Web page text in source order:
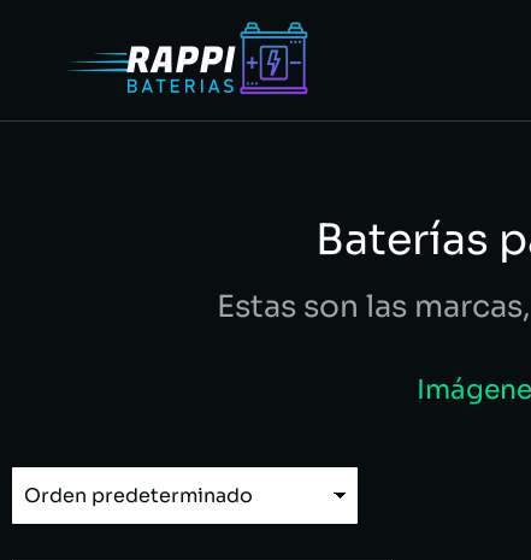
Baterías
Estas son las